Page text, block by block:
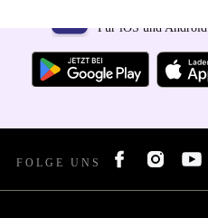
Für iOS und Android
FOLGE UNS